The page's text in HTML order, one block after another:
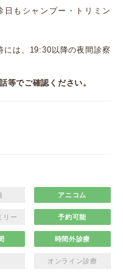
もシャンプー・トリミン
には、19:30以降の夜間診察
等でご確認ください。
アニコム
リー 予約可能
時間外診療
オンライン診療